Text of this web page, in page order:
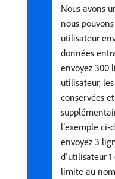
Nous avons
nous
utilisateur
données
envoyez 300
utilisateur,
conservées
l’exemple ci-
envoyez 3
d’utilisateur
limite au